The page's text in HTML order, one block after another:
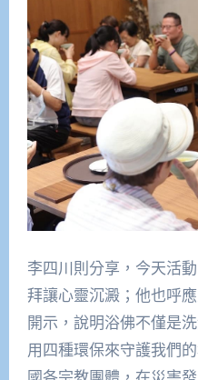
李四川則分享，今天活
拜讓心靈沉澱；他也呼
開示，說明浴佛不僅是
用四種環保來守護我們